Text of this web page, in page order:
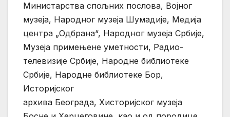
Министарства спољних послова, Војног
музеја, Народног музеја Шумадије, Медија
центра „Одбрана“, Народног музеја Србије,
Музеја примењене уметности, Радио-
телевизије Србије, Народне библиотеке
Србије, Народне библиотеке Бор,
Историјског
архива Београда, Хисторијског музеја